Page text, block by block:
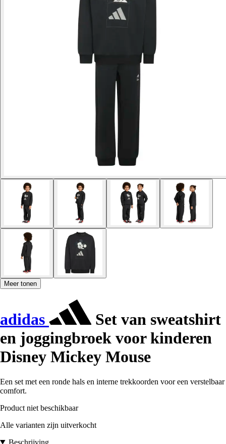
Meer tonen
adidas
Set van sweatshirt
en joggingbroek voor kinderen
Disney Mickey Mouse
Een set met een ronde hals en interne trekkoorden voor een verstelbaar
comfort.
Product niet beschikbaar
Alle varianten zijn uitverkocht
Beschrijving